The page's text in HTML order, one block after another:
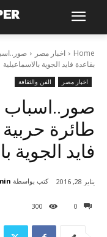
Home اخبار مصر
بقاعدة فايد الجوية بالاسماعيلية
اخبار مصر الفن والثقافة
فايد الجوية
0
300
يناير 28, 2016 كتب بواسطة